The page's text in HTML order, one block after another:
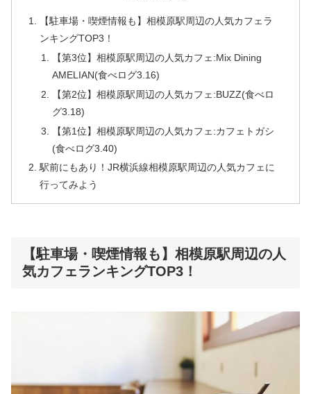
【駐車場・喫煙情報も】相模原駅周辺の人気カフェラ
ンキングTOP3！
【第3位】相模原駅周辺の人気カフェ:Mix Dining
AMELIAN(食べログ3.16)
【第2位】相模原駅周辺の人気カフェ:BUZZ(食べロ
グ3.18)
【第1位】相模原駅周辺の人気カフェ:カフェトガシ
(食べログ3.40)
駅前にもあり！JR横浜線相模原駅周辺の人気カフェに
行ってみよう
【駐車場・喫煙情報も】相模原駅周辺の人
気カフェランキングTOP3！